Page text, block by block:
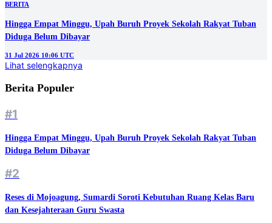
BERITA
Hingga Empat Minggu, Upah Buruh Proyek Sekolah Rakyat Tuban
Diduga Belum Dibayar
31 Jul 2026 10:06 UTC
Lihat selengkapnya
Berita Populer
#1
Hingga Empat Minggu, Upah Buruh Proyek Sekolah Rakyat Tuban
Diduga Belum Dibayar
#2
Reses di Mojoagung, Sumardi Soroti Kebutuhan Ruang Kelas Baru
dan Kesejahteraan Guru Swasta